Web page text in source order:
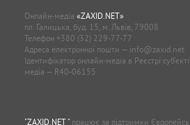
Онлайн-медіа «ZAXID.NET»
пл. Галицька, буд. 15, м. Львів, 79008
Телефон +380 (32) 229-77-77
Адреса електронної пошти — info@zaxid.net
Ідентифікатор онлайн-медіа в Реєстрі
медіа — R40-06155
"ZAXID.NET "працює за підтримки